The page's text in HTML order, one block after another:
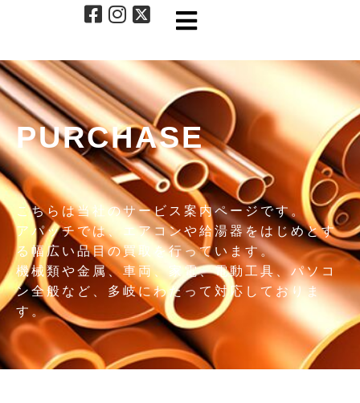
PURCHASE
こちらは当社のサービス案内ページです。
アパッチでは、エアコンや給湯器をはじめとす
る幅広い品目の買取を行っています。
機械類や金属、車両、家電、電動工具、パソコ
ン全般など、多岐にわたって対応しておりま
す。